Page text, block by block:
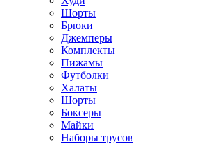
Шорты
Брюки
Джемперы
Комплекты
Пижамы
Футболки
Халаты
Шорты
Боксеры
Майки
Наборы трусов